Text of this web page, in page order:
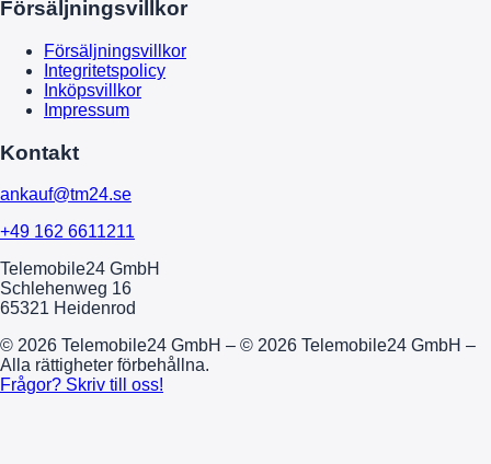
Försäljningsvillkor
Försäljningsvillkor
Integritetspolicy
Inköpsvillkor
Impressum
Kontakt
ankauf@tm24.se
+49 162 6611211
Telemobile24 GmbH
Schlehenweg 16
65321 Heidenrod
© 2026 Telemobile24 GmbH – © 2026 Telemobile24 GmbH –
Alla rättigheter förbehållna.
Frågor? Skriv till oss!